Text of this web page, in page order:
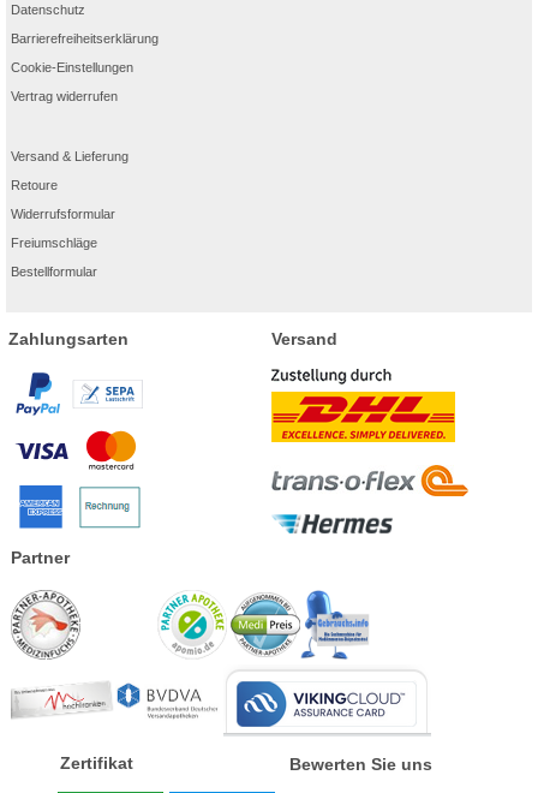
Datenschutz
Barrierefreiheitserklärung
Cookie-Einstellungen
Vertrag widerrufen
Versand & Lieferung
Retoure
Widerrufsformular
Freiumschläge
Bestellformular
Zahlungsarten Versand
Partner
Zertifikat Bewerten Sie uns